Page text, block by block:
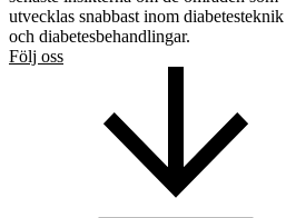
utvecklas snabbast inom diabetesteknik
och diabetesbehandlingar.
Följ oss